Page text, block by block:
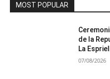
MOST POPULAR
de la
La
07/08/2026